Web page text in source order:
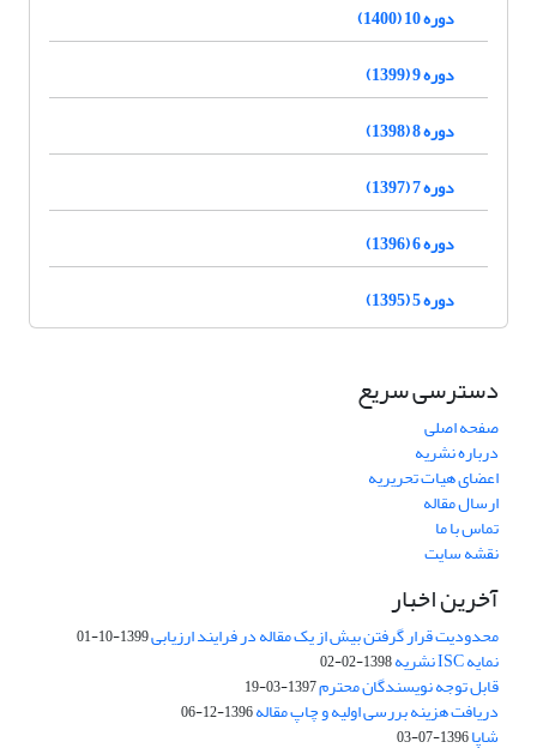
دوره 10 (1400)
دوره 9 (1399)
دوره 8 (1398)
دوره 7 (1397)
دوره 6 (1396)
دوره 5 (1395)
دسترسی سریع
صفحه اصلی
درباره نشریه
اعضای هیات تحریریه
ارسال مقاله
تماس با ما
نقشه سایت
آخرین اخبار
محدودیت قرار گرفتن بیش از یک مقاله در فرایند ارزیابی1399-10-01
نمایه ISC نشریه 1398-02-02
قابل توجه نویسندگان محترم1397-03-19
دریافت هزینه بررسی اولیه و چاپ مقاله1396-12-06
شاپا1396-07-03